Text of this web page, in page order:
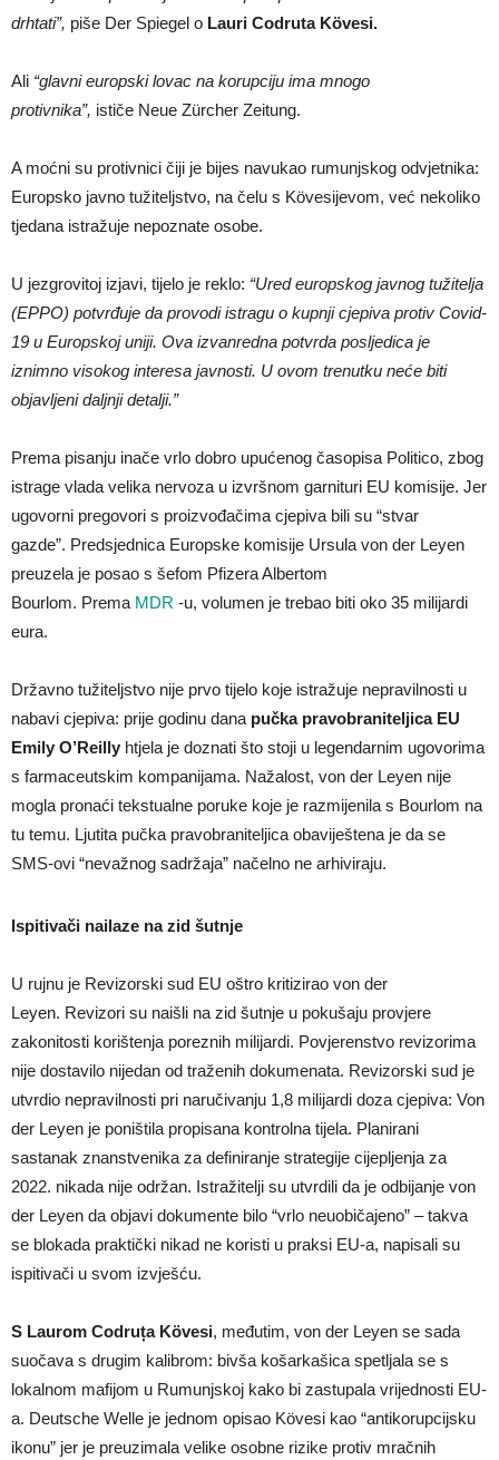
drhtati”, piše Der Spiegel o Lauri Codruta Kövesi.
Ali “glavni europski lovac na korupciju ima mnogo
protivnika”, ističe Neue Zürcher Zeitung.
A moćni su protivnici čiji je bijes navukao rumunjskog odvjetnika:
Europsko javno tužiteljstvo, na čelu s Kövesijevom, već nekoliko
tjedana istražuje nepoznate osobe.
U jezgrovitoj izjavi, tijelo je reklo: “Ured europskog javnog tužitelja
(EPPO) potvrđuje da provodi istragu o kupnji cjepiva protiv Covid-
19 u Europskoj uniji. Ova izvanredna potvrda posljedica je
iznimno visokog interesa javnosti. U ovom trenutku neće biti
objavljeni daljnji detalji.”
Prema pisanju inače vrlo dobro upućenog časopisa Politico, zbog
istrage vlada velika nervoza u izvršnom garnituri EU komisije. Jer
ugovorni pregovori s proizvođačima cjepiva bili su “stvar
gazde”. Predsjednica Europske komisije Ursula von der Leyen
preuzela je posao s šefom Pfizera Albertom
Bourlom. Prema MDR -u, volumen je trebao biti oko 35 milijardi
eura.
Državno tužiteljstvo nije prvo tijelo koje istražuje nepravilnosti u
nabavi cjepiva: prije godinu dana pučka pravobraniteljica EU
Emily O’Reilly htjela je doznati što stoji u legendarnim ugovorima
s farmaceutskim kompanijama. Nažalost, von der Leyen nije
mogla pronaći tekstualne poruke koje je razmijenila s Bourlom na
tu temu. Ljutita pučka pravobraniteljica obaviještena je da se
SMS-ovi “nevažnog sadržaja” načelno ne arhiviraju.
Ispitivači nailaze na zid šutnje
U rujnu je Revizorski sud EU oštro kritizirao von der
Leyen. Revizori su naišli na zid šutnje u pokušaju provjere
zakonitosti korištenja poreznih milijardi. Povjerenstvo revizorima
nije dostavilo nijedan od traženih dokumenata. Revizorski sud je
utvrdio nepravilnosti pri naručivanju 1,8 milijardi doza cjepiva: Von
der Leyen je poništila propisana kontrolna tijela. Planirani
sastanak znanstvenika za definiranje strategije cijepljenja za
2022. nikada nije održan. Istražitelji su utvrdili da je odbijanje von
der Leyen da objavi dokumente bilo “vrlo neuobičajeno” – takva
se blokada praktički nikad ne koristi u praksi EU-a, napisali su
ispitivači u svom izvješću.
S Laurom Codruța Kövesi, međutim, von der Leyen se sada
suočava s drugim kalibrom: bivša košarkašica spetljala se s
lokalnom mafijom u Rumunjskoj kako bi zastupala vrijednosti EU-
a. Deutsche Welle je jednom opisao Kövesi kao “antikorupcijsku
ikonu” jer je preuzimala velike osobne rizike protiv mračnih